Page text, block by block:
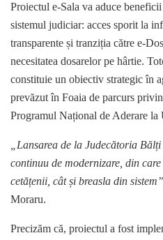
Proiectul e-Sala va aduce
sistemul judiciar: acces sporit la
transparente și tranziția către e-
necesitatea dosarelor pe hârtie.
constituie un obiectiv strategic în
prevăzut în Foaia de parcurs
Programul Național de Aderare la
„Lansarea de la Judecătoria
continuu de modernizare, din
cetățenii, cât și breasla din sistem”
Moraru.
Precizăm că, proiectul a fost